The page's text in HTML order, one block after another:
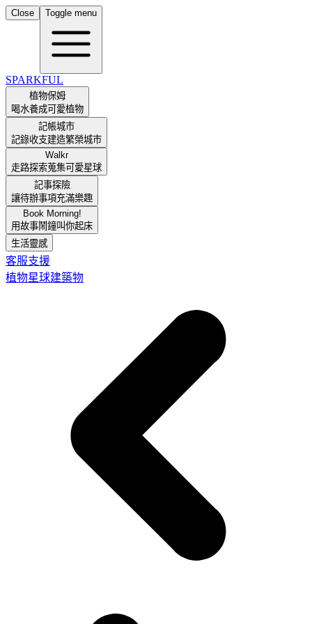
Close Toggle menu
SPARKFUL
植物保姆
喝水養成可愛植物
記帳城市
記錄收支建造繁榮城市
Walkr
走路探索蒐集可愛星球
記事探險
讓待辦事項充滿樂趣
Book Morning!
用故事鬧鐘叫你起床
生活靈感
客服支援
植物星球建築物